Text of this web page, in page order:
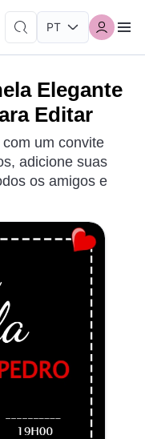
Elegante
Editar
um convite
adicione suas
os amigos e